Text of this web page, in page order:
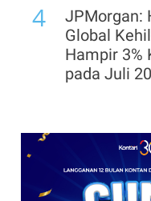
4
JPMorgan:
Global
Hampir 3%
pada Juli
(BKDP)
Hyatt
Operasi